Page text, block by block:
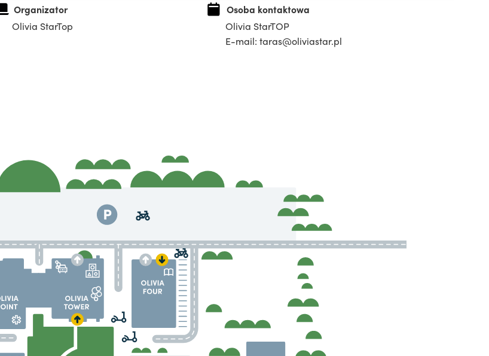
Organizator
Olivia StarTop
Osoba kontaktowa
Olivia StarTOP
E-mail: taras@oliviastar.pl